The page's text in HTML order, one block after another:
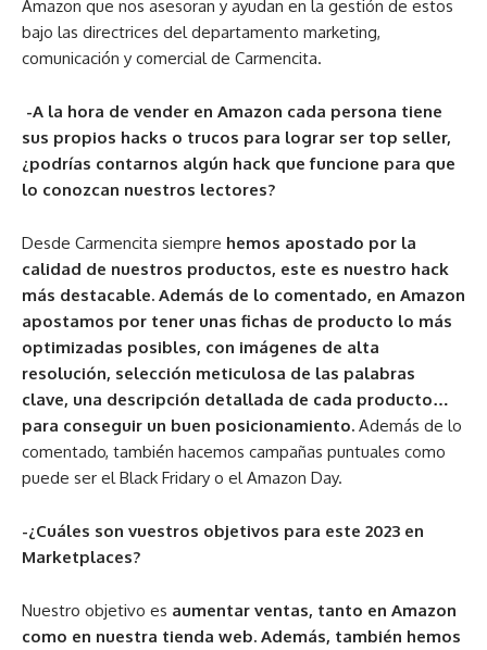
Amazon que nos asesoran y ayudan en la gestión de estos
bajo las directrices del departamento marketing,
comunicación y comercial de Carmencita.
-A la hora de vender en Amazon cada persona tiene
sus propios hacks o trucos para lograr ser top seller,
¿podrías contarnos algún hack que funcione para que
lo conozcan nuestros lectores?
Desde Carmencita siempre hemos apostado por la
calidad de nuestros productos, este es nuestro hack
más destacable. Además de lo comentado, en Amazon
apostamos por tener unas fichas de producto lo más
optimizadas posibles, con imágenes de alta
resolución, selección meticulosa de las palabras
clave, una descripción detallada de cada producto…
para conseguir un buen posicionamiento. Además de lo
comentado, también hacemos campañas puntuales como
puede ser el Black Fridary o el Amazon Day.
-¿Cuáles son vuestros objetivos para este 2023 en
Marketplaces?
Nuestro objetivo es aumentar ventas, tanto en Amazon
como en nuestra tienda web. Además, también hemos